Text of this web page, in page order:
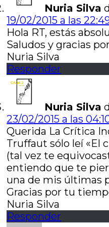
Nuria Silva
19/02/2015 a las
Hola RT, estás
Saludos y gracias
Nuria Silva
Responder
Nuria Silva
23/02/2015 a las
Querida La Crítica
Truffaut sólo leí «El
(tal vez te
entiendo que te
una de mis últimas
Gracias por tu
Nuria Silva
Responder